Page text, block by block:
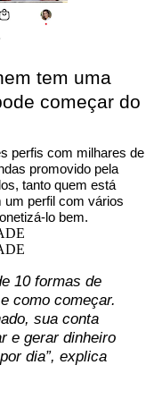
tem uma
começar do
perfis com milhares de
promovido pela
tanto quem está
um perfil com vários
lo bem.
10 formas de
como começar.
sua conta
e gerar dinheiro
dia”, explica